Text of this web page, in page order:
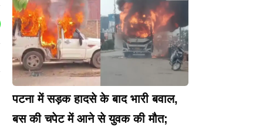
पटना में सड़क हादसे के बाद भारी बवाल,
बस की चपेट में आने से युवक की मौत;